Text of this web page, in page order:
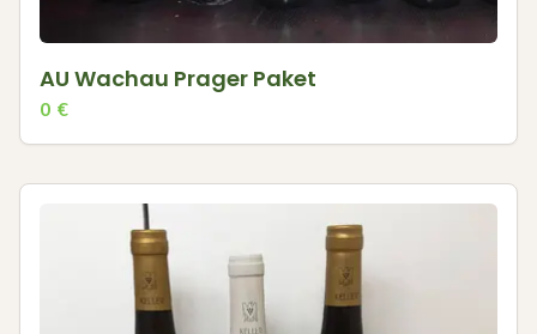
AU Wachau Prager Paket
0 €